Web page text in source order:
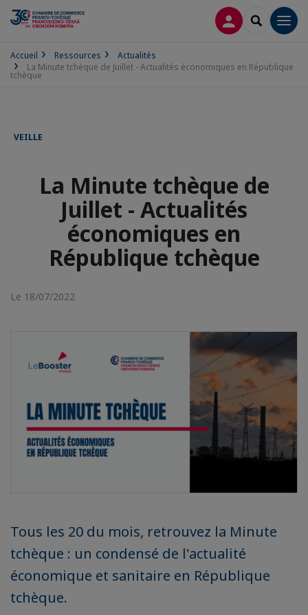
CONNEXION
Accueil Ressources
Actualités
La Minute tchèque de Juillet - Actualités économiques en République
tchèque
VEILLE
La Minute tchèque de
Juillet - Actualités
économiques en
République tchèque
Le 18/07/2022
Tous les 20 du mois, retrouvez la Minute
tchèque : un condensé de l'actualité
économique et sanitaire en République
tchèque.